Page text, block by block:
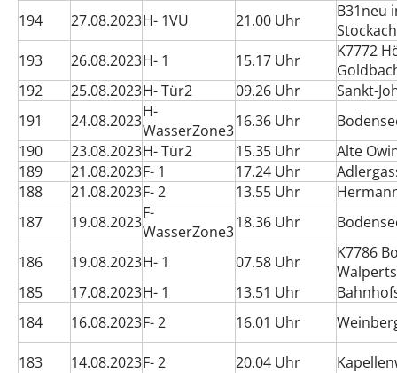
194 27.08.2023H- 1VU 21.00 Uhr
B31neu
193
26.08.2023H- 1 15.17 Uhr
K7772
192
25.08.2023H- Tür2 09.26 Uhr
Sankt-
191
24.08.2023H-
WasserZone316.36 Uhr
190
23.08.2023H- Tür2 15.35 Uhr
Alte
189
21.08.2023F- 1 17.24 Uhr
188
21.08.2023F- 2 13.55 Uhr
187
19.08.2023F-
WasserZone318.36 Uhr
186 19.08.2023H- 1 07.58 Uhr
K7786
185
17.08.2023H- 1 13.51 Uhr
184
16.08.2023F- 2 16.01 Uhr
183 14.08.2023F- 2 20.04 Uhr